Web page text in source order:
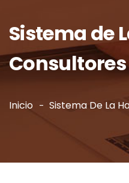
Sistema de
Consultores
Inicio Sistema De La